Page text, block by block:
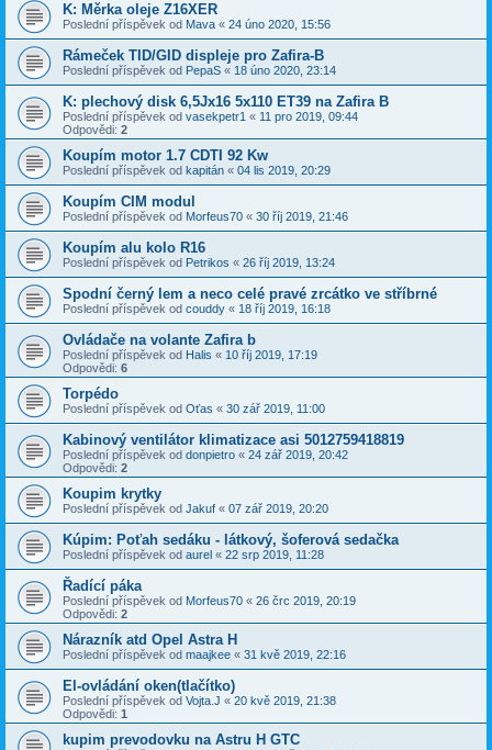
K: Měrka oleje Z16XER
Poslední příspěvek od Mava « 24 úno 2020, 15:56
Rámeček TID/GID displeje pro Zafira-B
Poslední příspěvek od PepaS « 18 úno 2020, 23:14
K: plechový disk 6,5Jx16 5x110 ET39 na Zafira B
Poslední příspěvek od vasekpetr1 « 11 pro 2019, 09:44
Odpovědi: 2
Koupím motor 1.7 CDTI 92 Kw
Poslední příspěvek od kapitán « 04 lis 2019, 20:29
Koupím CIM modul
Poslední příspěvek od Morfeus70 « 30 říj 2019, 21:46
Koupím alu kolo R16
Poslední příspěvek od Petrikos « 26 říj 2019, 13:24
Spodní černý lem a neco celé pravé zrcátko ve stříbrné
Poslední příspěvek od couddy « 18 říj 2019, 16:18
Ovládače na volante Zafira b
Poslední příspěvek od Halis « 10 říj 2019, 17:19
Odpovědi: 6
Torpédo
Poslední příspěvek od Oťas « 30 zář 2019, 11:00
Kabinový ventilátor klimatizace asi 5012759418819
Poslední příspěvek od donpietro « 24 zář 2019, 20:42
Odpovědi: 2
Koupim krytky
Poslední příspěvek od Jakuf « 07 zář 2019, 20:20
Kúpim: Poťah sedáku - látkový, šoferová sedačka
Poslední příspěvek od aurel « 22 srp 2019, 11:28
Řadící páka
Poslední příspěvek od Morfeus70 « 26 črc 2019, 20:19
Odpovědi: 2
Nárazník atd Opel Astra H
Poslední příspěvek od maajkee « 31 kvě 2019, 22:16
El-ovládání oken(tlačítko)
Poslední příspěvek od Vojta.J « 20 kvě 2019, 21:38
Odpovědi: 1
kupim prevodovku na Astru H GTC